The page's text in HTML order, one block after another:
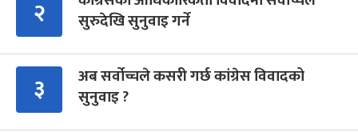
२
सुरुदेखि सुनुवाइ गर्ने
३
अब सर्वोच्चले कसरी गर्छ कांग्रेस विवादको
सुनुवाइ ?